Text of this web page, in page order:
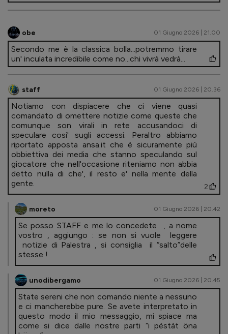
obe 01 Giugno 2026 | 21.00
Secondo me è la classica bolla...potremmo tirare
un' inculata incredibile come no...chi vivrà vedrà...
staff 01 Giugno 2026 | 20.36
Notiamo con dispiacere che ci viene quasi
comandato di omettere notizie come queste che
comunque son virali in rete accusandoci di
speculare cosi' sugli accessi. Peraltro abbiamo
riportato apposta ansa.it che è sicuramente più
obbiettiva dei media che stanno speculando sul
giocatore che nell'occasione riteniamo non abbia
detto nulla di che', il resto e' nella mente della
gente.
2
moreto 01 Giugno 2026 | 20.42
Se posso STAFF e me lo concedete , a nome
vostro , aggiungo : se non si vuole leggere
notizie di Palestra , si consiglia il “salto”delle
stesse !
unodibergamo 01 Giugno 2026 | 20.45
State sereni che non comando niente a nessuno
e ci mancherebbe pure. Se avete interpretato in
questo modo il mio messaggio, mi spiace ma
come si dice dalle nostre parti “i péstát öna